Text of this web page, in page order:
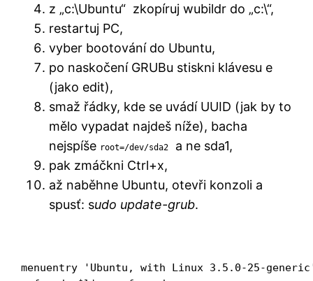
z „c:\Ubuntu“ zkopíruj wubildr do „c:\“,
restartuj PC,
vyber bootování do Ubuntu,
po naskočení GRUBu stiskni klávesu e
(jako edit),
smaž řádky, kde se uvádí UUID (jak by to
mělo vypadat najdeš níže), bacha
nejspíše root=/dev/sda2
a ne sda1,
pak zmáčkni Ctrl+x,
až naběhne Ubuntu, otevři konzoli a
spusť: sudo update-grub.
menuentry 'Ubuntu, with Linux 3.5.0-25-